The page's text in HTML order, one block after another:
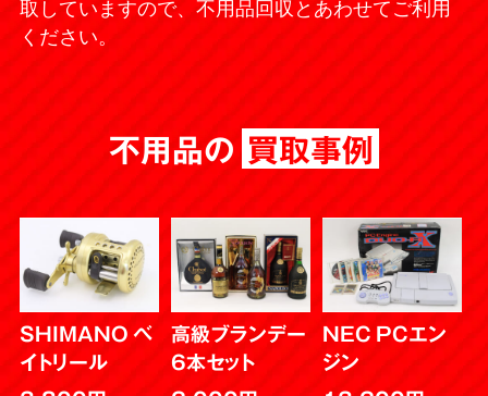
取していますので、不用品回収とあわせてご利用
ください。
不用品の 買取事例
SHIMANO ベ
イトリール
高級ブランデー
6本セット
NEC PCエン
ジン